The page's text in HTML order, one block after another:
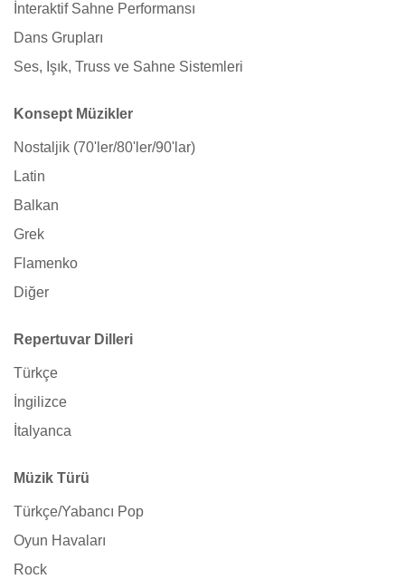
İnteraktif Sahne Performansı
Dans Grupları
Ses, Işık, Truss ve Sahne Sistemleri
Konsept Müzikler
Nostaljik (70'ler/80'ler/90'lar)
Latin
Balkan
Grek
Flamenko
Diğer
Repertuvar Dilleri
Türkçe
İngilizce
İtalyanca
Müzik Türü
Türkçe/Yabancı Pop
Oyun Havaları
Rock